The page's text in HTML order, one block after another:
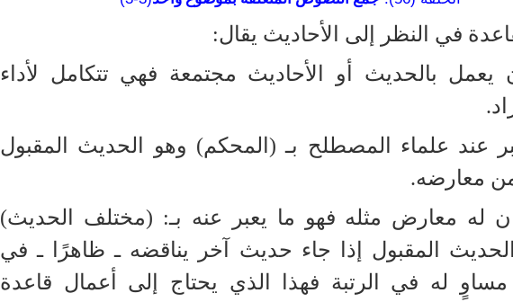
في النظر إلى الأحاديث يقال:
يعمل بالحديث أو الأحاديث مجتمعة فهي تتكامل لأداء
عند علماء المصطلح بـ (المحكم) وهو الحديث المقبول
معارضه.
له معارض مثله فهو ما يعبر عنه بـ: (مختلف الحديث)
المقبول إذا جاء حديث آخر يناقضه ـ ظاهرًا ـ في
مساوٍ له في الرتبة فهذا الذي يحتاج إلى أعمال قاعدة